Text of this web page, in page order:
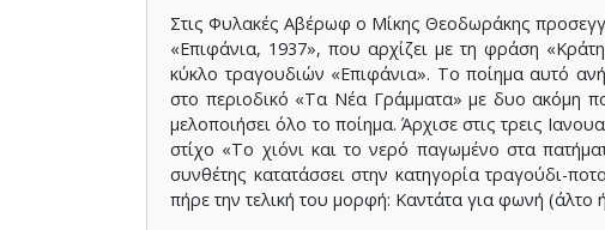
Στις Φυλακές Αβέρωφ ο Μίκης Θεοδωράκης
«Επιφάνια, 1937», που αρχίζει με τη φράση
κύκλο τραγουδιών «Επιφάνια». Το ποίημα αυτό
στο περιοδικό «Τα Νέα Γράμματα» με δυο ακόμη
μελοποιήσει όλο το ποίημα. Άρχισε στις τρεις
στίχο «Το χιόνι και το νερό παγωμένο στα
συνθέτης κατατάσσει στην κατηγορία τραγούδι-
πήρε την τελική του μορφή: Καντάτα για φωνή